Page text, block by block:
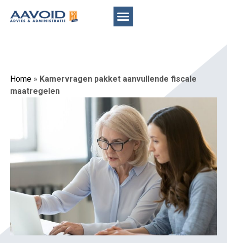
Home » Kamervragen pakket aanvullende fiscale
maatregelen